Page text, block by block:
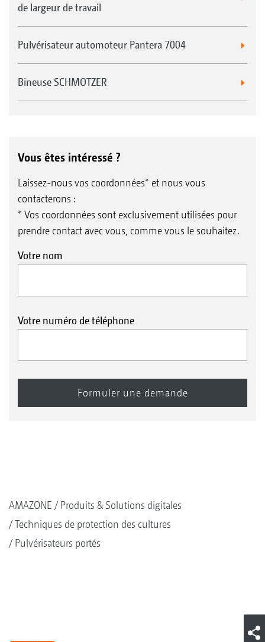
de largeur de travail
Pulvérisateur automoteur Pantera 7004
Bineuse SCHMOTZER
Vous êtes intéressé ?
Laissez-nous vos coordonnées* et nous vous
contacterons :
* Vos coordonnées sont exclusivement utilisées pour
prendre contact avec vous, comme vous le souhaitez.
Votre nom
Votre numéro de téléphone
AMAZONE
Produits & Solutions digitales
Techniques de protection des cultures
Pulvérisateurs portés